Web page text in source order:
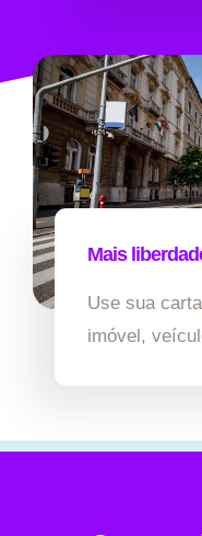
Mais
Use sua
imóvel,